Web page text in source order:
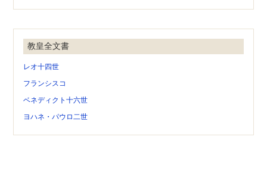
教皇全文書
レオ十四世
フランシスコ
ベネディクト十六世
ヨハネ・パウロ二世